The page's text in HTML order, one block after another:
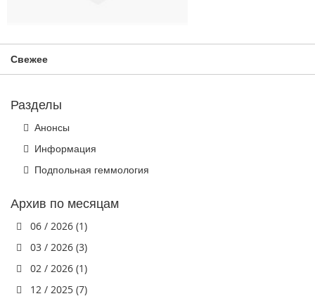
Свежее
Разделы
Анонсы
Информация
Подпольная геммология
Архив по месяцам
06 / 2026 (1)
03 / 2026 (3)
02 / 2026 (1)
12 / 2025 (7)